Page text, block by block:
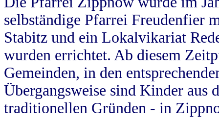
selbständige Pfarrei Freudenfier
Stabitz und ein Lokalvikariat
wurden errichtet. Ab diesem
Gemeinden, in den
Übergangsweise sind Kinder aus
traditionellen Gründen - in